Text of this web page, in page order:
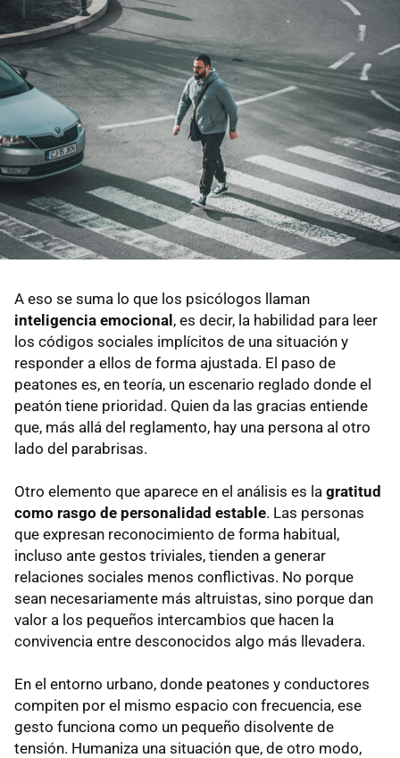
A eso se suma lo que los psicólogos llaman
inteligencia emocional, es decir, la habilidad para leer
los códigos sociales implícitos de una situación y
responder a ellos de forma ajustada. El paso de
peatones es, en teoría, un escenario reglado donde el
peatón tiene prioridad. Quien da las gracias entiende
que, más allá del reglamento, hay una persona al otro
lado del parabrisas.
Otro elemento que aparece en el análisis es la gratitud
como rasgo de personalidad estable. Las personas
que expresan reconocimiento de forma habitual,
incluso ante gestos triviales, tienden a generar
relaciones sociales menos conflictivas. No porque
sean necesariamente más altruistas, sino porque dan
valor a los pequeños intercambios que hacen la
convivencia entre desconocidos algo más llevadera.
En el entorno urbano, donde peatones y conductores
compiten por el mismo espacio con frecuencia, ese
gesto funciona como un pequeño disolvente de
tensión. Humaniza una situación que, de otro modo,